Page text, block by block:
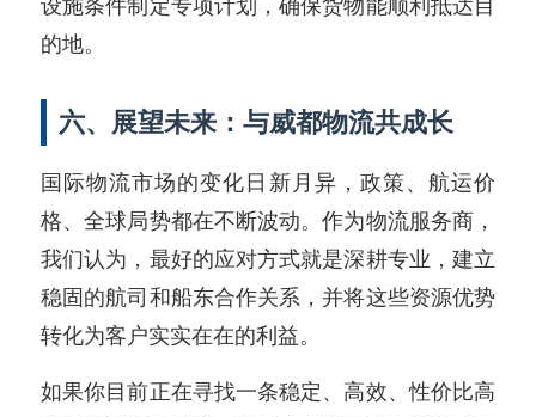
设施条件制定专项计划，确保货物能顺利抵达目
的地。
六、展望未来：与威都物流共成长
国际物流市场的变化日新月异，政策、航运价
格、全球局势都在不断波动。作为物流服务商，
我们认为，最好的应对方式就是深耕专业，建立
稳固的航司和船东合作关系，并将这些资源优势
转化为客户实实在在的利益。
如果你目前正在寻找一条稳定、高效、性价比高